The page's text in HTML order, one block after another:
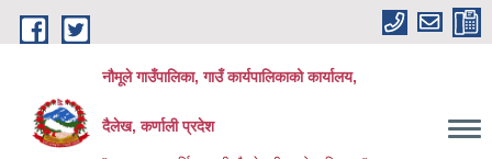
Skip to main content
नौमूले गाउँपालिका, गाउँ कार्यपालिकाको कार्यालय,
दैलेख, कर्णाली प्रदेश